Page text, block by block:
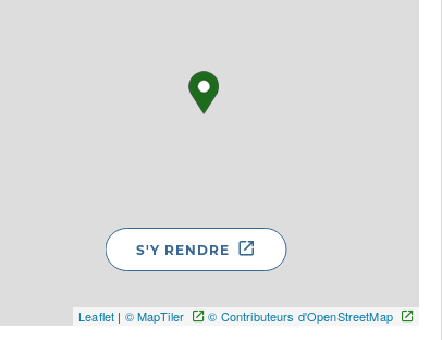
Leaflet | © MapTiler © Contributeurs d'OpenStreetMap
S'Y RENDRE